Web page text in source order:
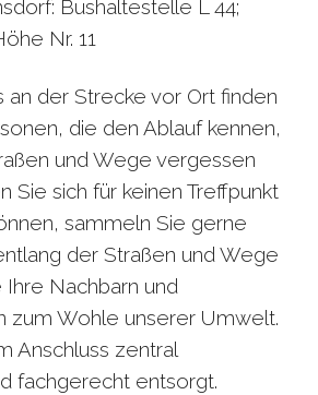
Bushaltestelle L 44;
Nr. 11
an der Strecke vor Ort finden
die den Ablauf kennen,
und Wege vergessen
Sie sich für keinen Treffpunkt
sammeln Sie gerne
der Straßen und Wege
Nachbarn und
zum Wohle unserer Umwelt.
Anschluss zentral
fachgerecht entsorgt.